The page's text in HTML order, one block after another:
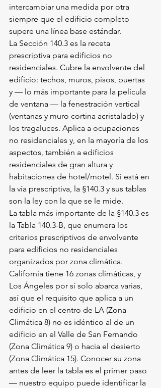
intercambiar una medida por otra
siempre que el edificio completo
supere una línea base estándar.
La Sección 140.3 es la receta
prescriptiva para edificios no
residenciales. Cubre la envolvente del
edificio: techos, muros, pisos, puertas
y — lo más importante para la película
de ventana — la fenestración vertical
(ventanas y muro cortina acristalado) y
los tragaluces. Aplica a ocupaciones
no residenciales y, en la mayoría de los
aspectos, también a edificios
residenciales de gran altura y
habitaciones de hotel/motel. Si está en
la vía prescriptiva, la §140.3 y sus tablas
son la ley con la que se le mide.
La tabla más importante de la §140.3 es
la Tabla 140.3-B, que enumera los
criterios prescriptivos de envolvente
para edificios no residenciales
organizados por zona climática.
California tiene 16 zonas climáticas, y
Los Ángeles por sí solo abarca varias,
así que el requisito que aplica a un
edificio en el centro de LA (Zona
Climática 8) no es idéntico al de un
edificio en el Valle de San Fernando
(Zona Climática 9) o hacia el desierto
(Zona Climática 15). Conocer su zona
antes de leer la tabla es el primer paso
— nuestro equipo puede identificar la